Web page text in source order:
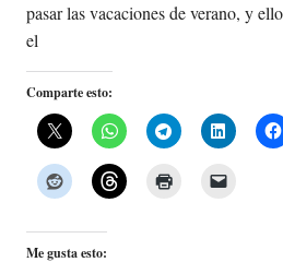
pasar las vacaciones de verano, y
el
Comparte esto:
Me gusta esto: